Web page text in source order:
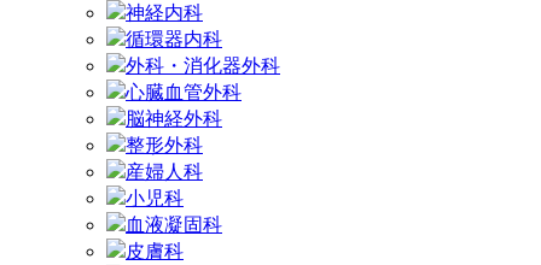
神経内科
循環器内科
外科・消化器外科
心臓血管外科
脳神経外科
整形外科
産婦人科
小児科
血液凝固科
皮膚科